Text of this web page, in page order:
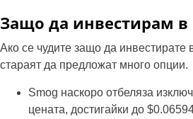
Защо да инвестирам в
Ако се чудите защо да инвестирате
стараят да предложат много опции.
Smog наскоро отбеляза
цената, достигайки до